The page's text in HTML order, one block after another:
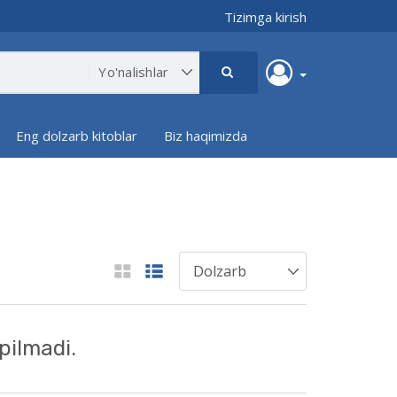
Tizimga kirish
Eng dolzarb kitoblar Biz haqimizda